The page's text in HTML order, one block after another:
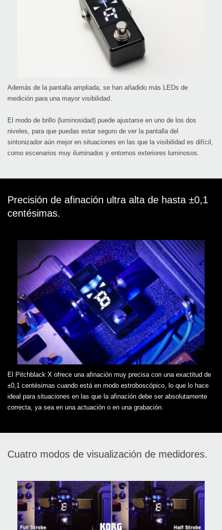
Además de la pantalla ampliada, se han añadido más LEDs de
medición para una mayor visibilidad.
El modo de brillo (luminosidad) puede ajustarse en uno de los dos
niveles, para que puedas estar seguro de ver la pantalla del
sintonizador aún mejor en situaciones en las que la visibilidad es difícil,
como escenarios muy iluminados y entornos exteriores luminosos.
Precisión de afinación ultra alta de hasta ±0,1
centésimas.
El Pitchblack X ofrece una afinación muy precisa con una exactitud de
±0,1 centésimas cuando está en modo estroboscópico, lo que lo hace
ideal para situaciones en las que la afinación debe ser absolutamente
correcta, ya sea en una actuación o en una grabación.
Cuatro modos de visualización de medidores.